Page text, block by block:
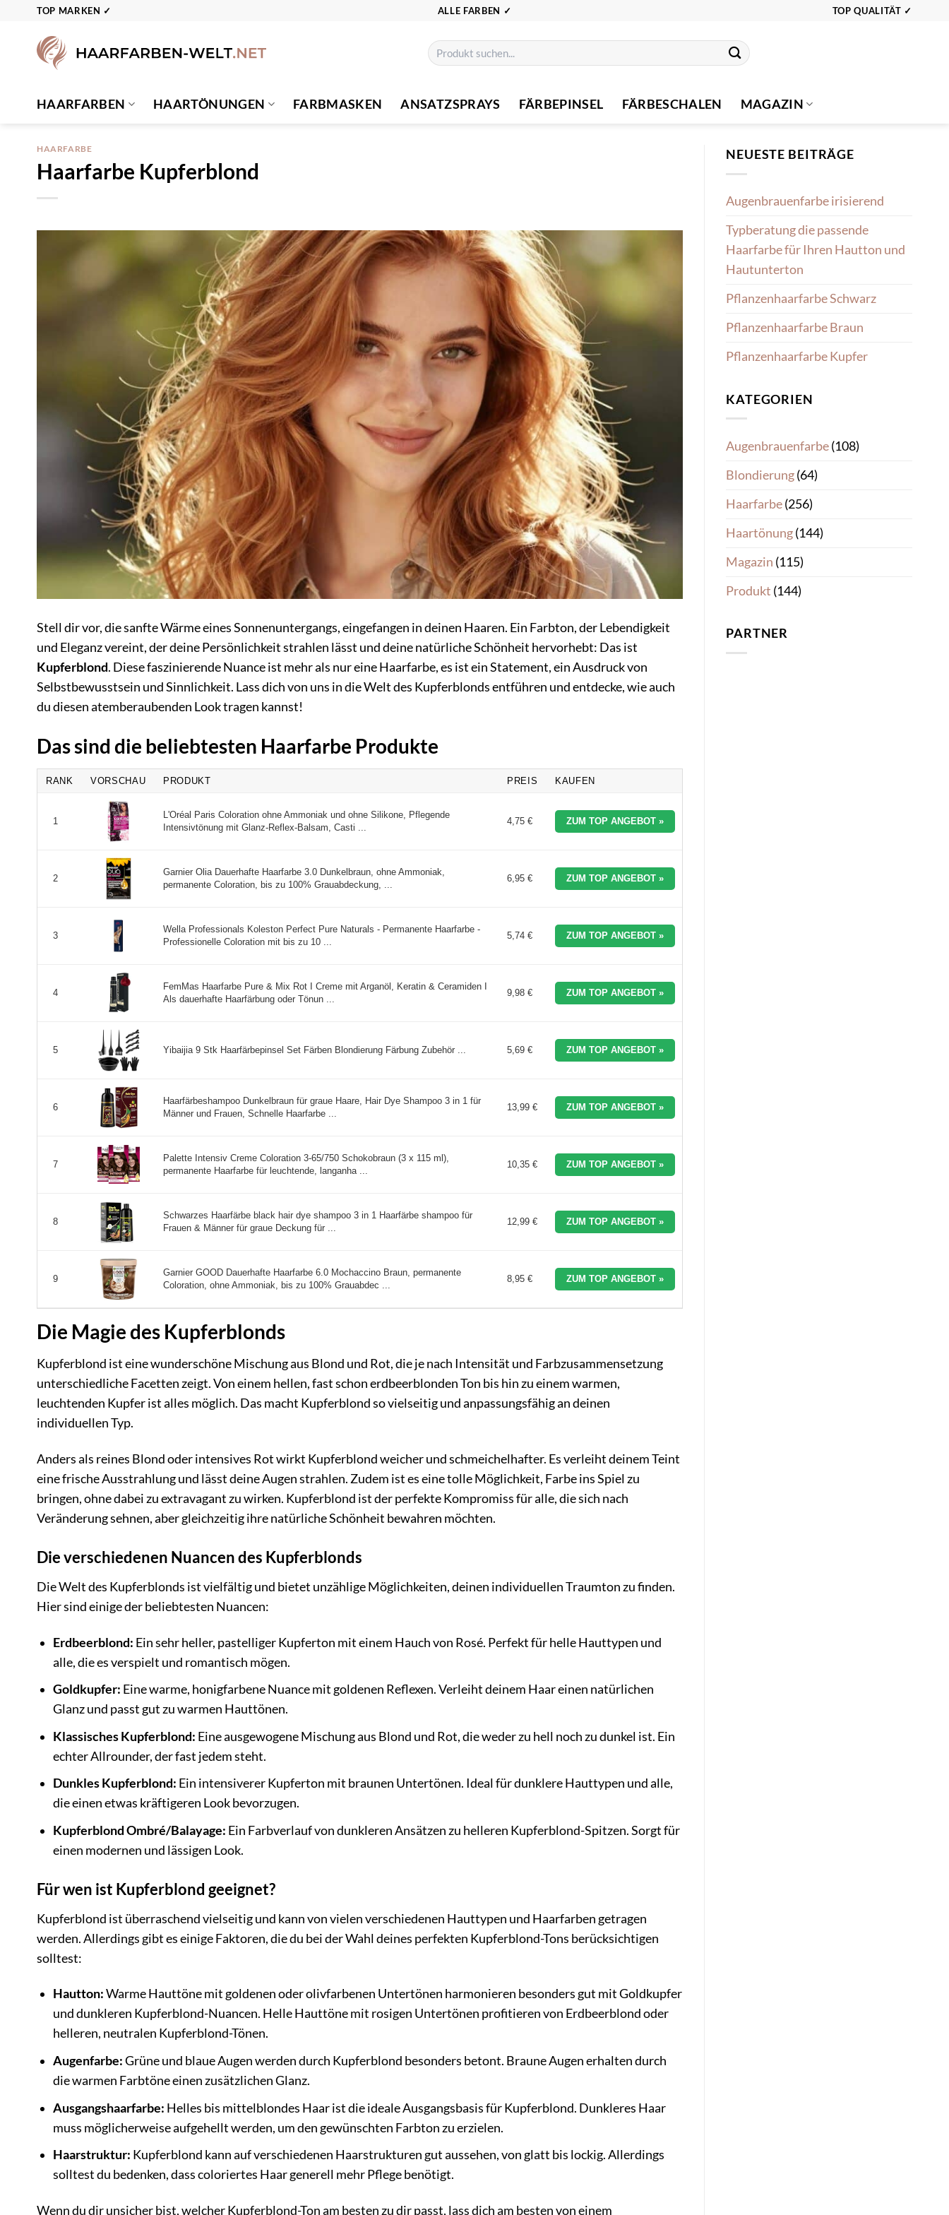
springen
TOP MARKEN ✓ ALLE FARBEN ✓ TOP QUALITÄT ✓
Suchen
nach:
HAARFARBEN HAARTÖNUNGEN FARBMASKEN ANSATZSPRAYS FÄRBEPINSEL FÄRBESCHALEN MAGAZIN
HAARFARBE
Haarfarbe Kupferblond
Stell dir vor, die sanfte Wärme eines Sonnenuntergangs, eingefangen in deinen Haaren. Ein Farbton, der Lebendigkeit
und Eleganz vereint, der deine Persönlichkeit strahlen lässt und deine natürliche Schönheit hervorhebt: Das ist
Kupferblond. Diese faszinierende Nuance ist mehr als nur eine Haarfarbe, es ist ein Statement, ein Ausdruck von
Selbstbewusstsein und Sinnlichkeit. Lass dich von uns in die Welt des Kupferblonds entführen und entdecke, wie auch
du diesen atemberaubenden Look tragen kannst!
Das sind die beliebtesten Haarfarbe Produkte
RANK VORSCHAU PRODUKT PREIS KAUFEN
1
L'Oréal Paris Coloration ohne Ammoniak und ohne Silikone, Pflegende
Intensivtönung mit Glanz-Reflex-Balsam, Casti ...
4,75 € ZUM TOP ANGEBOT »
2
Garnier Olia Dauerhafte Haarfarbe 3.0 Dunkelbraun, ohne Ammoniak,
permanente Coloration, bis zu 100% Grauabdeckung, ...
6,95 € ZUM TOP ANGEBOT »
3
Wella Professionals Koleston Perfect Pure Naturals - Permanente Haarfarbe -
Professionelle Coloration mit bis zu 10 ...
5,74 € ZUM TOP ANGEBOT »
4
FemMas Haarfarbe Pure & Mix Rot I Creme mit Arganöl, Keratin & Ceramiden I
Als dauerhafte Haarfärbung oder Tönun ...
9,98 € ZUM TOP ANGEBOT »
5 Yibaijia 9 Stk Haarfärbepinsel Set Färben Blondierung Färbung Zubehör ... 5,69 € ZUM TOP ANGEBOT »
6
Haarfärbeshampoo Dunkelbraun für graue Haare, Hair Dye Shampoo 3 in 1 für
Männer und Frauen, Schnelle Haarfarbe ...
13,99 € ZUM TOP ANGEBOT »
7
Palette Intensiv Creme Coloration 3-65/750 Schokobraun (3 x 115 ml),
permanente Haarfarbe für leuchtende, langanha ...
10,35 € ZUM TOP ANGEBOT »
8
Schwarzes Haarfärbe black hair dye shampoo 3 in 1 Haarfärbe shampoo für
Frauen & Männer für graue Deckung für ...
12,99 € ZUM TOP ANGEBOT »
9
Garnier GOOD Dauerhafte Haarfarbe 6.0 Mochaccino Braun, permanente
Coloration, ohne Ammoniak, bis zu 100% Grauabdec ...
8,95 € ZUM TOP ANGEBOT »
Die Magie des Kupferblonds
Kupferblond ist eine wunderschöne Mischung aus Blond und Rot, die je nach Intensität und Farbzusammensetzung
unterschiedliche Facetten zeigt. Von einem hellen, fast schon erdbeerblonden Ton bis hin zu einem warmen,
leuchtenden Kupfer ist alles möglich. Das macht Kupferblond so vielseitig und anpassungsfähig an deinen
individuellen Typ.
Anders als reines Blond oder intensives Rot wirkt Kupferblond weicher und schmeichelhafter. Es verleiht deinem Teint
eine frische Ausstrahlung und lässt deine Augen strahlen. Zudem ist es eine tolle Möglichkeit, Farbe ins Spiel zu
bringen, ohne dabei zu extravagant zu wirken. Kupferblond ist der perfekte Kompromiss für alle, die sich nach
Veränderung sehnen, aber gleichzeitig ihre natürliche Schönheit bewahren möchten.
Die verschiedenen Nuancen des Kupferblonds
Die Welt des Kupferblonds ist vielfältig und bietet unzählige Möglichkeiten, deinen individuellen Traumton zu finden.
Hier sind einige der beliebtesten Nuancen:
Erdbeerblond: Ein sehr heller, pastelliger Kupferton mit einem Hauch von Rosé. Perfekt für helle Hauttypen und
alle, die es verspielt und romantisch mögen.
Goldkupfer: Eine warme, honigfarbene Nuance mit goldenen Reflexen. Verleiht deinem Haar einen natürlichen
Glanz und passt gut zu warmen Hauttönen.
Klassisches Kupferblond: Eine ausgewogene Mischung aus Blond und Rot, die weder zu hell noch zu dunkel ist. Ein
echter Allrounder, der fast jedem steht.
Dunkles Kupferblond: Ein intensiverer Kupferton mit braunen Untertönen. Ideal für dunklere Hauttypen und alle,
die einen etwas kräftigeren Look bevorzugen.
Kupferblond Ombré/Balayage: Ein Farbverlauf von dunkleren Ansätzen zu helleren Kupferblond-Spitzen. Sorgt für
einen modernen und lässigen Look.
Für wen ist Kupferblond geeignet?
Kupferblond ist überraschend vielseitig und kann von vielen verschiedenen Hauttypen und Haarfarben getragen
werden. Allerdings gibt es einige Faktoren, die du bei der Wahl deines perfekten Kupferblond-Tons berücksichtigen
solltest:
Hautton:Warme Hauttöne mit goldenen oder olivfarbenen Untertönen harmonieren besonders gut mit Goldkupfer
und dunkleren Kupferblond-Nuancen. Helle Hauttöne mit rosigen Untertönen profitieren von Erdbeerblond oder
helleren, neutralen Kupferblond-Tönen.
Augenfarbe:Grüne und blaue Augen werden durch Kupferblond besonders betont. Braune Augen erhalten durch
die warmen Farbtöne einen zusätzlichen Glanz.
Ausgangshaarfarbe: Helles bis mittelblondes Haar ist die ideale Ausgangsbasis für Kupferblond. Dunkleres Haar
muss möglicherweise aufgehellt werden, um den gewünschten Farbton zu erzielen.
Haarstruktur: Kupferblond kann auf verschiedenen Haarstrukturen gut aussehen, von glatt bis lockig. Allerdings
solltest du bedenken, dass coloriertes Haar generell mehr Pflege benötigt.
Wenn du dir unsicher bist, welcher Kupferblond-Ton am besten zu dir passt, lass dich am besten von einem
NEUESTE BEITRÄGE
Augenbrauenfarbe irisierend
Typberatung die passende
Haarfarbe für Ihren Hautton und
Hautunterton
Pflanzenhaarfarbe Schwarz
Pflanzenhaarfarbe Braun
Pflanzenhaarfarbe Kupfer
KATEGORIEN
Augenbrauenfarbe(108)
Blondierung(64)
Haarfarbe(256)
Haartönung(144)
Magazin (115)
Produkt (144)
PARTNER